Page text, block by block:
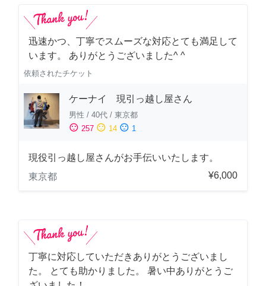
迅速かつ、丁寧でスムーズな対応とても満足して
います。 ありがとうございました^ ^
依頼されたチケット
ケーナイ 現引っ越し屋さん
男性 / 40代 / 東京都
sentiment_satisfied 257 sentiment_neutral 14 sentiment_dissatisfied 1
現役引っ越し屋さんがお手伝いいたします。
東京都
¥6,000
丁寧に対応していただきありがとうございまし
た。 とても助かりました。 暑い中ありがとうご